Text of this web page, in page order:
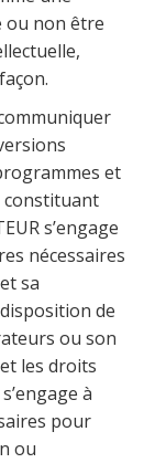
ou non être
et
constituant
s’engage
nécessaires
sa
de
ou son
les droits
à
pour
ou